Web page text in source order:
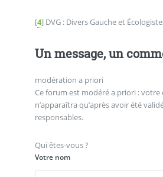
[4] DVG : Divers Gauche et
Un message, un
modération a priori
Ce forum est modéré a priori :
n’apparaîtra qu’après avoir été
responsables.
Qui êtes-vous ?
Votre nom